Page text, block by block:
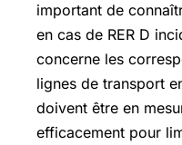
important de
en cas de RER D
concerne les
lignes de transport
doivent être en
efficacement pour